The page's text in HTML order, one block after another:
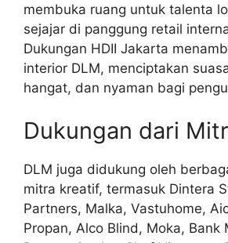
membuka ruang untuk talenta
sejajar di panggung retail
Dukungan HDII Jakarta
interior DLM, menciptakan
hangat, dan nyaman bagi
Dukungan dari
DLM juga didukung oleh
mitra kreatif, termasuk Dintera
Partners, Malka, Vastuhome,
Propan, Alco Blind, Moka, Bank